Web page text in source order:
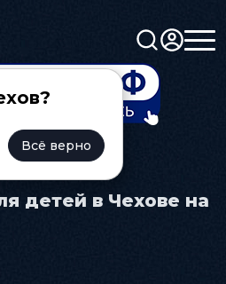
Всё верно
детей в Чехове на